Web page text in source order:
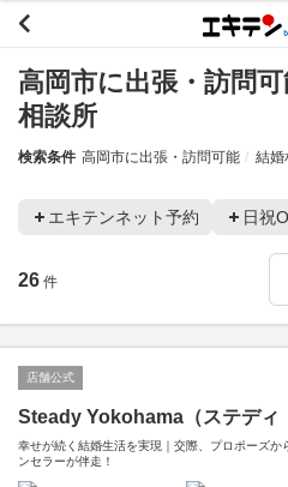
高岡市に出張・訪問
相談所
検索条件 高岡市に出張・訪問可能 結婚
エキテンネット予約 日祝
26 件
店舗公式
Steady Yokohama（ステディ
幸せが続く結婚生活を実現｜交際、プロポーズ
ンセラーが伴走！